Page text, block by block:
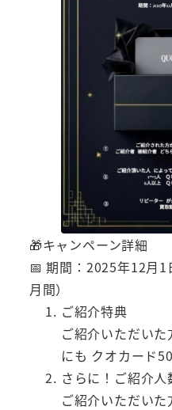
🎁キャンペーン詳細
📅 期間：2025年12月
月間）
ご紹介特典
ご紹介いただい
にも クオカード
さらに！ご紹介人
ご紹介いただい